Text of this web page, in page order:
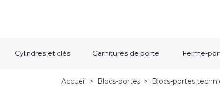
Cylindres et clés Garnitures de porte Ferme-
Accueil > Blocs-portes > Blocs-portes